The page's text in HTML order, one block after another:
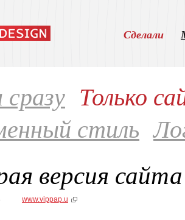
Сделали
Только
стиль
версия
www.vippap.u